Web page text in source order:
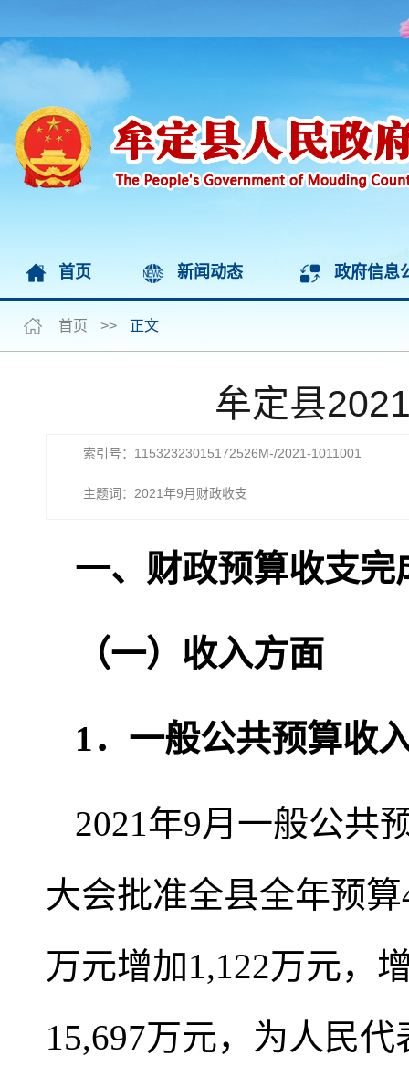
首页 新闻动态 政府信息
首页 >> 正文
牟定县
索引号：11532323015172526M-/2021-1011001
主题词：2021年9月财政收支
一、财政预算收支完
（一）收入方面
1．一般公共预算收
2021年9月一般公共
大会批准全县全年预
万元增加1,122万元，
15,697万元，为人民